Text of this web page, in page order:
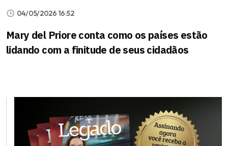
04/05/2026 16:52
Mary del Priore conta como os países estão
lidando com a finitude de seus cidadãos